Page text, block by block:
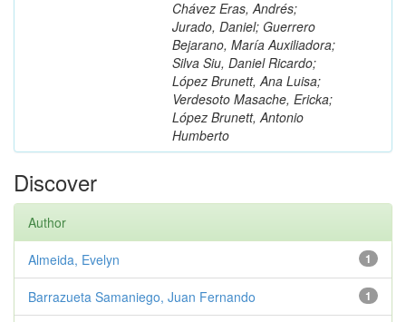
Chávez Eras, Andrés;
Jurado, Daniel; Guerrero
Bejarano, María Auxiliadora;
Silva Siu, Daniel Ricardo;
López Brunett, Ana Luisa;
Verdesoto Masache, Ericka;
López Brunett, Antonio
Humberto
Discover
Author
1
Almeida, Evelyn
1
Barrazueta Samaniego, Juan Fernando